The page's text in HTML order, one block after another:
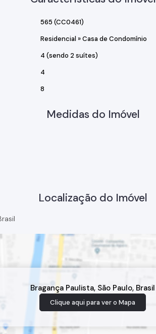
565 (CC0461)
Residencial »Casa de Condomínio
4 (sendo 2 suítes)
4
8
Medidas do Imóvel
Localização do Imóvel
Bragança Paulista, São Paulo, Brasil
Clique aqui para ver o Mapa